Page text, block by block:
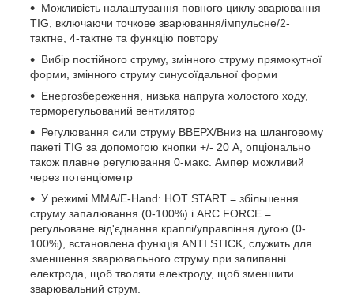
Можливість налаштування повного циклу зварювання
TIG, включаючи точкове зварювання/імпульсне/2-
тактне, 4-тактне та функцію повтору
Вибір постійного струму, змінного струму прямокутної
форми, змінного струму синусоїдальної форми
Енергозбереження, низька напруга холостого ходу,
терморегульований вентилятор
Регулювання сили струму ВВЕРХ/Вниз на шланговому
пакеті TIG за допомогою кнопки +/- 20 А, опціонально
також плавне регулювання 0-макс. Ампер можливий
через потенціометр
У режимі MMA/E-Hand: HOT START = збільшення
струму запалювання (0-100%) і ARC FORCE =
регульоване від'єднання краплі/управління дугою (0-
100%), встановлена ​​функція ANTI STICK, служить для
зменшення зварювального струму при залипанні
електрода, щоб тволяти електроду, щоб зменшити
зварювальний струм.